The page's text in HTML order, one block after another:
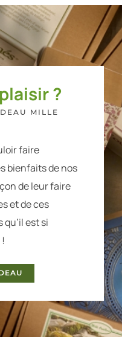
plaisir ?
MILLE
faire
bienfaits de nos
de leur faire
et de ces
est si